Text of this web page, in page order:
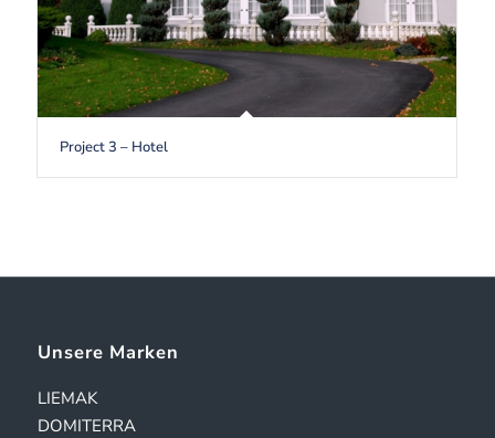
Project 3 – Hotel
Unsere Marken
LIEMAK
DOMITERRA